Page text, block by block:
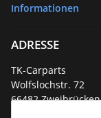
Informationen
ADRESSE
TK-Carparts
Wolfslochstr. 72
66482 Zweibrücken